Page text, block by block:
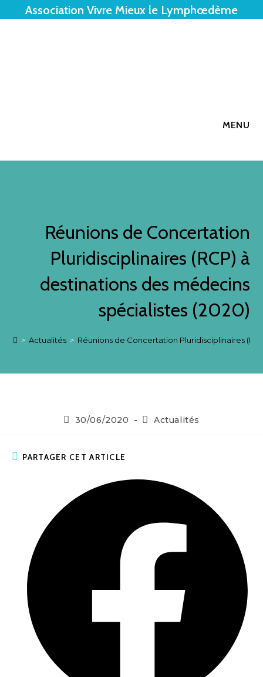
Association Vivre Mieux le Lymphœdème
MENU
Réunions de Concertation
Pluridisciplinaires (RCP) à
destinations des médecins
spécialistes (2020)
> Actualités > Réunions de Concertation Pluridisciplinaires
30/06/2020 Actualités
PARTAGER CET ARTICLE